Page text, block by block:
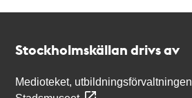
Stockholmskällan drivs av
Medioteket, utbildningsförvaltningen